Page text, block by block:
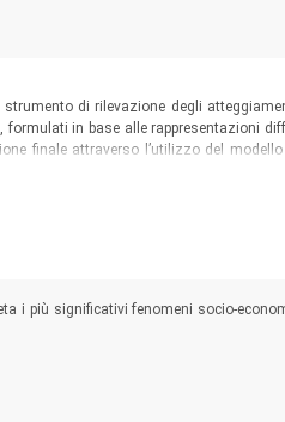
pre-pandemia e durante il lockdown.
di rilevazione degli
in base alle rappresentazioni
finale attraverso l’utilizzo del
per la costruzione di scale di misura
i più significativi fenomeni socio-
del Paese 2021